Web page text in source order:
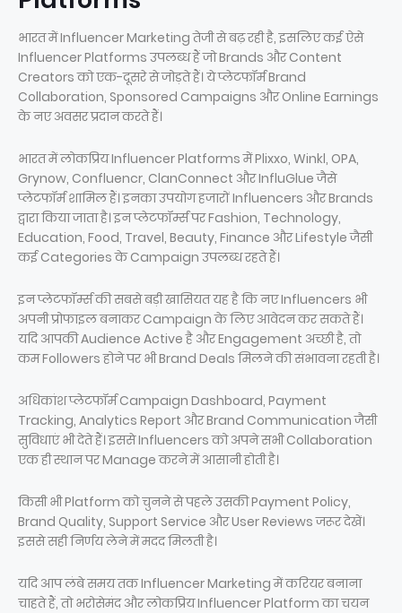
भारत में Influencer Marketing तेजी से बढ़ रही है, इसलिए कई ऐसे
Influencer Platforms उपलब्ध हैं जो Brands और Content
Creators को एक-दूसरे से जोड़ते हैं। ये प्लेटफॉर्म Brand
Collaboration, Sponsored Campaigns और Online Earnings
के नए अवसर प्रदान करते हैं।
भारत में लोकप्रिय Influencer Platforms में Plixxo, Winkl, OPA,
Grynow, Confluencr, ClanConnect और InfluGlue जैसे
प्लेटफॉर्म शामिल हैं। इनका उपयोग हजारों Influencers और Brands
द्वारा किया जाता है। इन प्लेटफॉर्म्स पर Fashion, Technology,
Education, Food, Travel, Beauty, Finance और Lifestyle जैसी
कई Categories के Campaign उपलब्ध रहते हैं।
इन प्लेटफॉर्म्स की सबसे बड़ी खासियत यह है कि नए Influencers भी
अपनी प्रोफाइल बनाकर Campaign के लिए आवेदन कर सकते हैं।
यदि आपकी Audience Active है और Engagement अच्छी है, तो
कम Followers होने पर भी Brand Deals मिलने की संभावना रहती है।
अधिकांश प्लेटफॉर्म Campaign Dashboard, Payment
Tracking, Analytics Report और Brand Communication जैसी
सुविधाएं भी देते हैं। इससे Influencers को अपने सभी Collaboration
एक ही स्थान पर Manage करने में आसानी होती है।
किसी भी Platform को चुनने से पहले उसकी Payment Policy,
Brand Quality, Support Service और User Reviews जरूर देखें।
इससे सही निर्णय लेने में मदद मिलती है।
यदि आप लंबे समय तक Influencer Marketing में करियर बनाना
चाहते हैं, तो भरोसेमंद और लोकप्रिय Influencer Platform का चयन